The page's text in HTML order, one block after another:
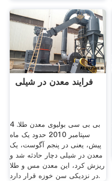
فرایند معدن در شیلی
بی بی سی بولیوی معدن طلا. 4
سپتامبر 2010 حدود یک ماه
پیش، یعنی در پنجم آگوست، یک
معدن در شیلی دچار حادثه شد و
ریزش کرد، این معدن مس و طلا
در نزدیکی سن خوزه قرار دارد.